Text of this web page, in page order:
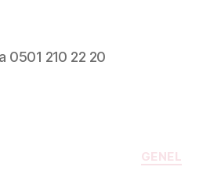
0501 210 22 20
Kategoriler
GENEL